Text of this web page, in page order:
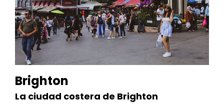
Brighton
La ciudad costera de Brighton